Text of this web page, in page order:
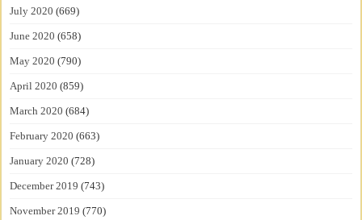
July 2020 (669)
June 2020 (658)
May 2020 (790)
April 2020 (859)
March 2020 (684)
February 2020 (663)
January 2020 (728)
December 2019 (743)
November 2019 (770)